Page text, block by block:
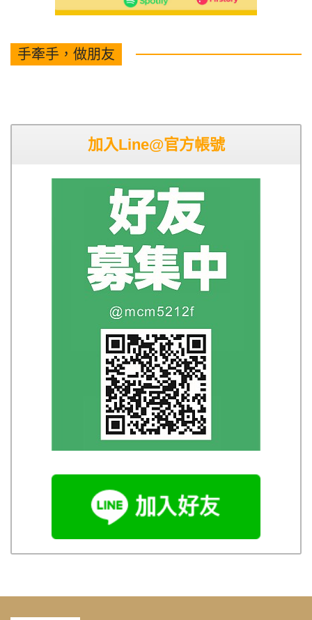
手牽手，做朋友
加入Line@官方帳號